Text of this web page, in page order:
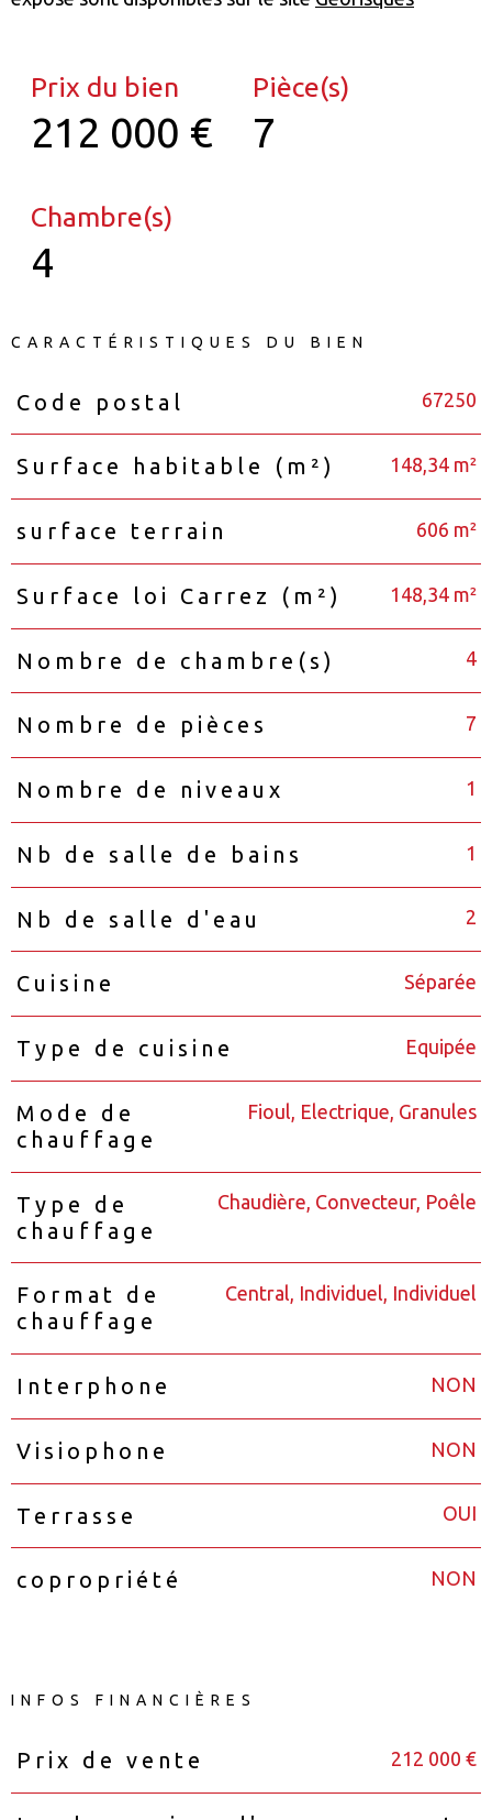
Prix du bien
212 000 €
Pièce(s)
7
Chambre(s)
4
CARACTÉRISTIQUES DU BIEN
Caractéristiques Valeurs
Code postal 67250
Surface habitable (m²) 148,34 m²
surface terrain 606 m²
Surface loi Carrez (m²) 148,34 m²
Nombre de chambre(s) 4
Nombre de pièces 7
Nombre de niveaux 1
Nb de salle de bains 1
Nb de salle d'eau 2
Cuisine Séparée
Type de cuisine Equipée
Mode de
chauffage
Fioul, Electrique, Granules
Type de
chauffage
Chaudière, Convecteur, Poêle
Format de
chauffage
Central, Individuel, Individuel
Interphone NON
Visiophone NON
Terrasse OUI
copropriété NON
INFOS FINANCIÈRES
Caractéristiques Valeurs
Prix de vente 212 000 €